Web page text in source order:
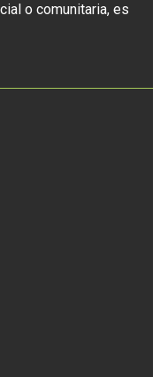
o comunitaria, es